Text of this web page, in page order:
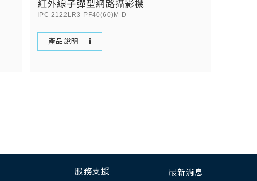
紅外線子彈型網路攝影機
IPC 2122LR3-PF40(60)M-D
產品說明
服務支援
最新消息